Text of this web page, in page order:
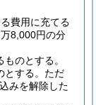
費用に充てる
8,000円の分
のとする。
する。 ただ
みを解除した